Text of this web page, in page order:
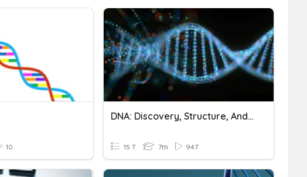
10
DNA: Discovery, Structure, And Function
15 T 7th 947